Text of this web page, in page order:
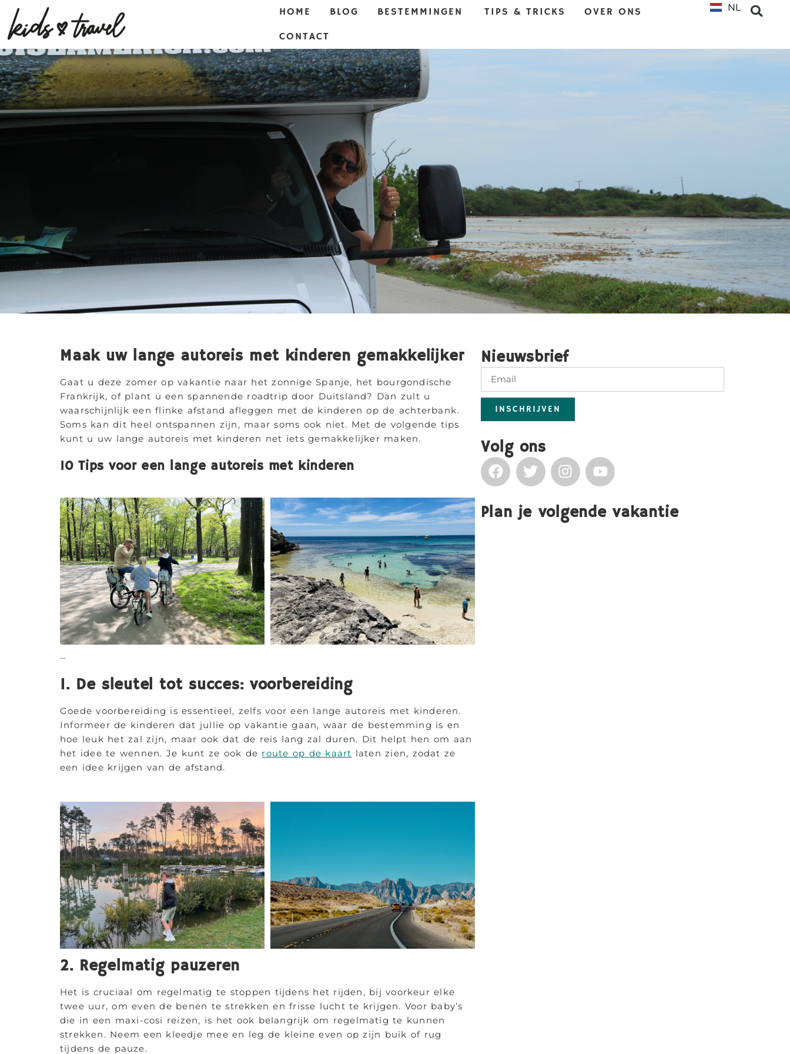
HOME BLOG BESTEMMINGEN TIPS & TRICKS
OVER ONS
CONTACT
NL
EN
Maak uw lange autoreis met kinderen gemakkelijker
Gaat u deze zomer op vakantie naar het zonnige Spanje, het bourgondische
Frankrijk, of plant u een spannende roadtrip door Duitsland? Dan zult u
waarschijnlijk een flinke afstand afleggen met de kinderen op de achterbank.
Soms kan dit heel ontspannen zijn, maar soms ook niet. Met de volgende tips
kunt u uw lange autoreis met kinderen net iets gemakkelijker maken.
10 Tips voor een lange autoreis met kinderen
…
1. De sleutel tot succes: voorbereiding
Goede voorbereiding is essentieel, zelfs voor een lange autoreis met kinderen.
Informeer de kinderen dat jullie op vakantie gaan, waar de bestemming is en
hoe leuk het zal zijn, maar ook dat de reis lang zal duren. Dit helpt hen om aan
het idee te wennen. Je kunt ze ook de route op de kaart laten zien, zodat ze
een idee krijgen van de afstand.
2. Regelmatig pauzeren
Het is cruciaal om regelmatig te stoppen tijdens het rijden, bij voorkeur elke
twee uur, om even de benen te strekken en frisse lucht te krijgen. Voor baby’s
die in een maxi-cosi reizen, is het ook belangrijk om regelmatig te kunnen
strekken. Neem een kleedje mee en leg de kleine even op zijn buik of rug
tijdens de pauze.
Nieuwsbrief
INSCHRIJVEN
Volg ons
Plan je volgende vakantie